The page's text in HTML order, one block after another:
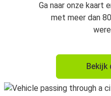
Ga naar onze kaart
met meer dan
Bekijk